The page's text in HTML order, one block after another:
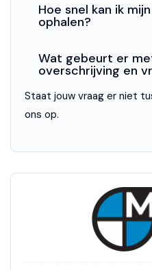
Electronic Stability Program
Extra getint glas
Parkeersensor achter
Regensensor
Startblokkering
Hoe snel kan ik
ophalen?
Wat gebeurt er
overschrijving en
Staat jouw vraag er niet
ons op.